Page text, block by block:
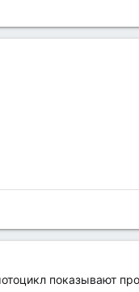
показывают